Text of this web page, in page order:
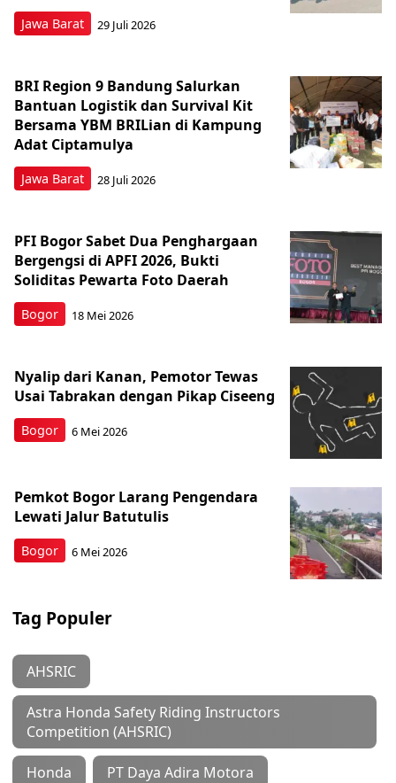
Jawa Barat 29 Juli 2026
Jawa Barat
BRI Region 9 Bandung Salurkan
Bantuan Logistik dan Survival Kit
Bersama YBM BRILian di Kampung
Adat Ciptamulya
28 Juli 2026
Bogor
PFI Bogor Sabet Dua Penghargaan
Bergengsi di APFI 2026, Bukti
Soliditas Pewarta Foto Daerah
18 Mei 2026
Bogor
Nyalip dari Kanan, Pemotor Tewas
Usai Tabrakan dengan Pikap Ciseeng
6 Mei 2026
Bogor
Pemkot Bogor Larang Pengendara
Lewati Jalur Batutulis
6 Mei 2026
Tag Populer
AHSRIC
Astra Honda Safety Riding Instructors
Competition (AHSRIC)
Honda PT Daya Adira Motora